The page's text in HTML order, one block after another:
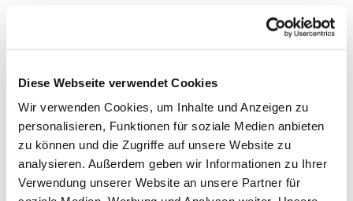
Diese Webseite verwendet Cookies
Wir verwenden Cookies, um Inhalte und Anzeigen zu
personalisieren, Funktionen für soziale Medien anbieten
zu können und die Zugriffe auf unsere Website zu
analysieren. Außerdem geben wir Informationen zu Ihrer
Verwendung unserer Website an unsere Partner für